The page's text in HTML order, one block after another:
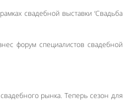
свадебной выставки ‘Свадьба
форум специалистов свадебной
рынка. Теперь сезон для